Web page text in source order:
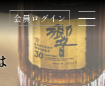
会員ログイン